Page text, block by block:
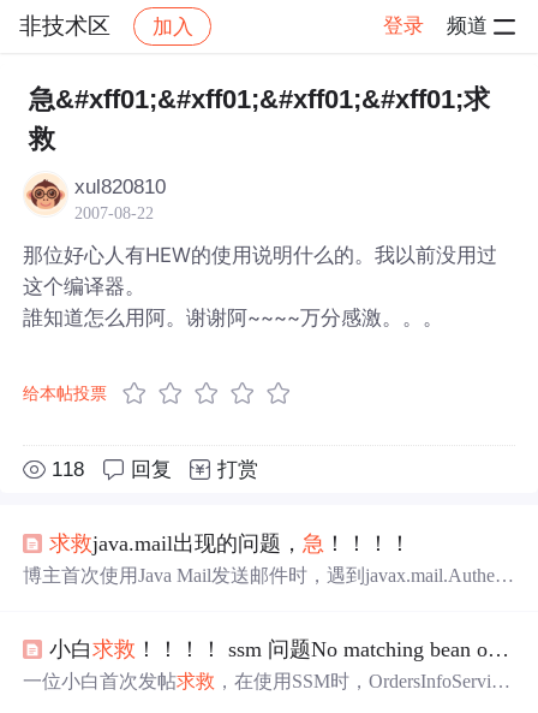
非技术区 加入 登录 频道
社区 非技术区 帖子详情
急&#xff01;&#xff01;&#xff01;&#xff01;求
救
xul820810
2007-08-22
那位好心人有HEW的使用说明什么的。我以前没用过
这个编译器。
誰知道怎么用阿。谢谢阿~~~~万分感激。。。
给本帖投票
118 回复 打赏
求救java.mail出现的问题， 急 ！！！！
博主首次使用Java Mail发送邮件时，遇到javax.mail.Authenti
小白求救 ！！！！ ssm 问题No matching bean of type
一位小白首次发帖求救 ，在使用SSM时，OrdersInfoService